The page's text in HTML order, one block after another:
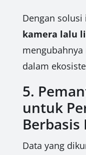
Dengan
kamera lalu
dalam
5.
untuk
Berbasis
Data yang